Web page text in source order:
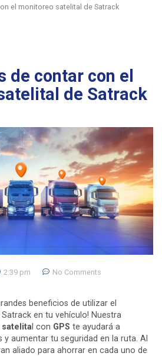
el monitoreo satelital de Satrack
de contar con el
de Satrack
2:39 pm
No Comments
beneficios de utilizar el
Satrack en tu vehículo! Nuestra
l con GPS te ayudará a
aumentar tu seguridad en la ruta. Al
aliado para ahorrar en cada uno de